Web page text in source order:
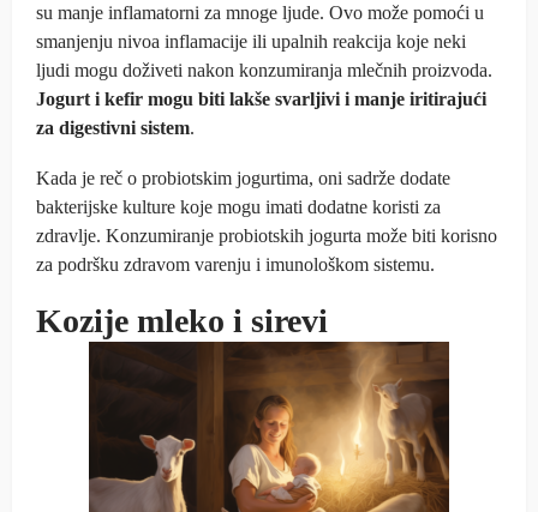
su manje inflamatorni za mnoge ljude. Ovo može pomoći u
smanjenju nivoa inflamacije ili upalnih reakcija koje neki
ljudi mogu doživeti nakon konzumiranja mlečnih proizvoda.
Jogurt i kefir mogu biti lakše svarljivi i manje iritirajući
za digestivni sistem.
Kada je reč o probiotskim jogurtima, oni sadrže dodate
bakterijske kulture koje mogu imati dodatne koristi za
zdravlje. Konzumiranje probiotskih jogurta može biti korisno
za podršku zdravom varenju i imunološkom sistemu.
Kozije mleko i sirevi